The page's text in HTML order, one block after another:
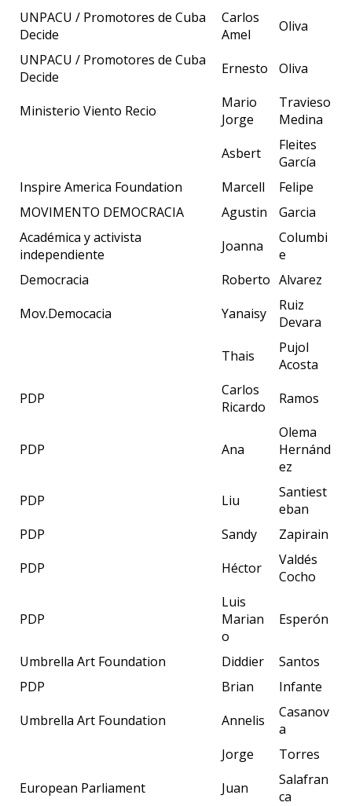
UNPACU / Promotores de Cuba
Decide
Carlos
Amel
Oliva
UNPACU / Promotores de Cuba
Decide
Ernesto Oliva
Ministerio Viento Recio
Mario
Jorge
Travieso
Medina
Asbert
Fleites
García
Inspire America Foundation
Marcell
Felipe
MOVIMENTO DEMOCRACIA
Agustin
Garcia
Académica y activista
independiente
Joanna
Columbi
e
Democracia
Roberto Alvarez
Mov.Democacia
Yanaisy
Ruiz
Devara
Thais
Pujol
Acosta
PDP
Carlos
Ricardo
Ramos
PDP Ana
Olema
Hernánd
ez
PDP
Liu
Santiest
eban
PDP
Sandy
Zapirain
PDP
Héctor
Valdés
Cocho
PDP
Luis
Marian
o
Esperón
Umbrella Art Foundation Diddier
Santos
PDP
Brian
Infante
Umbrella Art Foundation
Annelis
Casanov
a
Jorge
Torres
European Parliament
Juan
Salafran
ca